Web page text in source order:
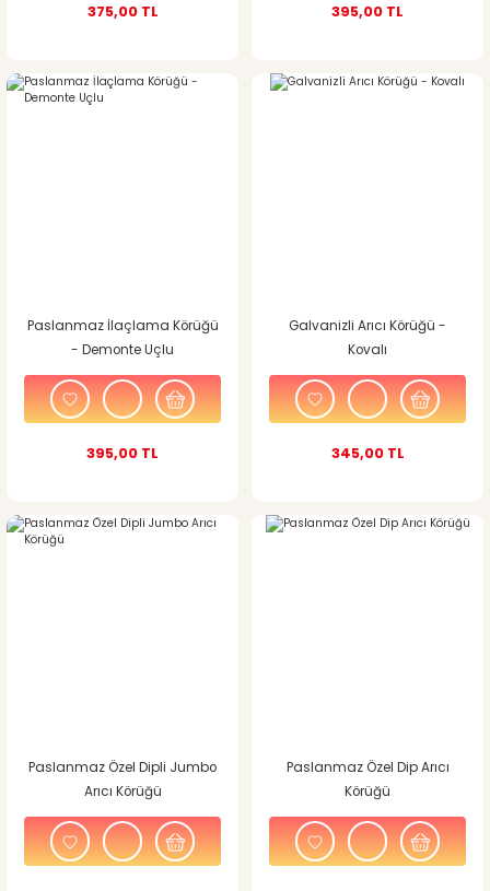
375,00 TL 395,00 TL
Paslanmaz İlaçlama Körüğü
- Demonte Uçlu
395,00 TL
Galvanizli Arıcı Körüğü -
Kovalı
345,00 TL
Paslanmaz Özel Dipli Jumbo
Arıcı Körüğü
Paslanmaz Özel Dip Arıcı
Körüğü